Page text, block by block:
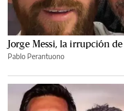
Jorge Messi, la irrupción
Pablo Perantuono